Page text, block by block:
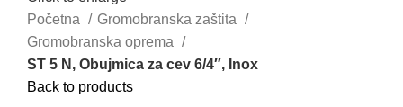
Početna
Gromobranska zaštita
Gromobranska oprema
ST 5 N, Obujmica za cev 6/4″, Inox
Back to products